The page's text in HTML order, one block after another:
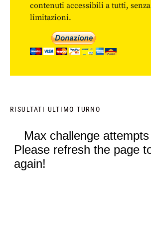
contenuti accessibili a tutti, senza
limitazioni.
RISULTATI ULTIMO TURNO